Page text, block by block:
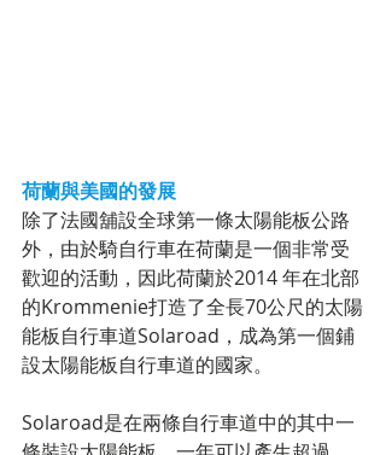
荷蘭與美國的發展
除了法國舖設全球第一條太陽能板公路
外，由於騎自行車在荷蘭是一個非常受
歡迎的活動，因此荷蘭於2014 年在北部
的Krommenie打造了全長70公尺的太陽
能板自行車道Solaroad，成為第一個鋪
設太陽能板自行車道的國家。
Solaroad是在兩條自行車道中的其中一